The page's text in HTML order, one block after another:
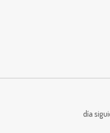
día